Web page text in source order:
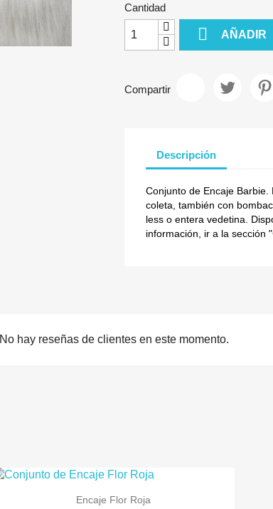
Cantidad
 AÑADIR
Compartir
Descripción
Conjunto de Encaje
coleta, también con
less o entera vedetina.
información, ir a la sección
No hay reseñas de clientes en este momento.
 Vista rápida
Encaje Flor Roja